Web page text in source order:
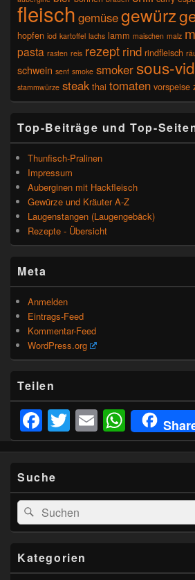
fleisch gemüsegewürz
hopfen iod kartoffel lachs lamm maischen malz
pasta rasten reis rezept rind rindfleisch
schwein senf smoke smokersous-
stammwürze steak thai tomaten vorspeise
Top-Beiträge und Top-
Thunfisch-Pralinen
Impressum
Auberginen mit Hackfleisch
Gewürze und Kräuter A-Z
Laugenstangen (Laugengebäck)
Rezepte - Übersicht
Meta
Anmelden
Eintrags-Feed
Kommentar-Feed
WordPress.org
Teilen
Facebook
Twitter
Email
Suche
Suchen
nach:
Suchen
Kategorien